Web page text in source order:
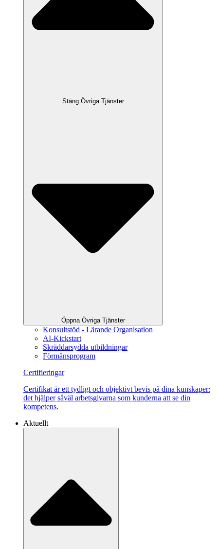
Stäng Övriga Tjänster
Öppna Övriga Tjänster
Konsultstöd - Lärande Organisation
AI-Kickstart
Skräddarsydda utbildningar
Förmånsprogram
Certifieringar
Certifikat är ett tydligt och objektivt bevis på dina kunskaper:
det hjälper såväl arbetsgivarna som kunderna att se din
kompetens.
Aktuellt